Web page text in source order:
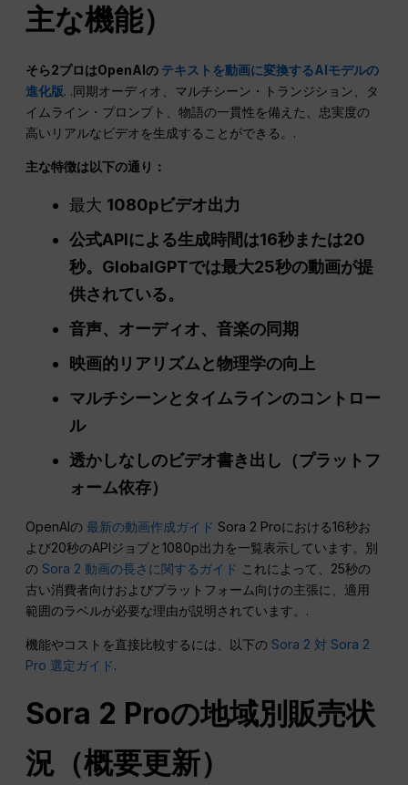
主な機能）
そら2プロはOpenAIの テキストを動画に変換するAIモデルの
進化版. .同期オーディオ、マルチシーン・トランジション、タ
イムライン・プロンプト、物語の一貫性を備えた、忠実度の
高いリアルなビデオを生成することができる。.
主な特徴は以下の通り：
最大 1080pビデオ出力
公式APIによる生成時間は16秒または20
秒。GlobalGPTでは最大25秒の動画が提
供されている。
音声、オーディオ、音楽の同期
映画的リアリズムと物理学の向上
マルチシーンとタイムラインのコントロー
ル
透かしなしのビデオ書き出し（プラットフ
ォーム依存）
OpenAIの最新の動画作成ガイド Sora 2 Proにおける16秒お
よび20秒のAPIジョブと1080p出力を一覧表示しています。別
のSora 2 動画の長さに関するガイド これによって、25秒の
古い消費者向けおよびプラットフォーム向けの主張に、適用
範囲のラベルが必要な理由が説明されています。.
機能やコストを直接比較するには、以下のSora 2 対 Sora 2
Pro 選定ガイド.
Sora 2 Proの地域別販売状
況（概要更新）